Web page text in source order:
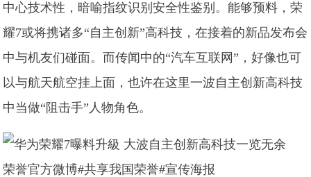
中心技术性，暗喻指纹识别安全性鉴别。能够预料，荣
耀7或将携诸多“自主创新”高科技，在接着的新品发布会
中与机友们碰面。而传闻中的“汽车互联网”，好像也可
以与航天航空挂上面，也许在这里一波自主创新高科技
中当做“阻击手”人物角色。
荣誉官方微博#共享我国荣誉#宣传海报